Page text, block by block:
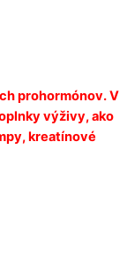
prohormónov. V
výživy, ako
kreatínové